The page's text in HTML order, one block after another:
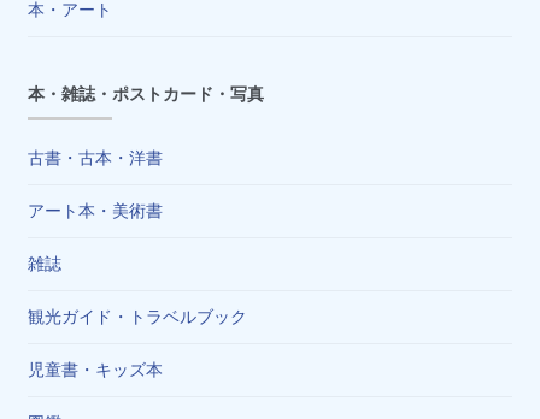
本・アート
本・雑誌・ポストカード・写真
古書・古本・洋書
アート本・美術書
雑誌
観光ガイド・トラベルブック
児童書・キッズ本